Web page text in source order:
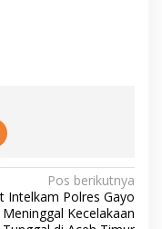
Pos berikutnya
Intelkam Polres Gayo
Kecelakaan